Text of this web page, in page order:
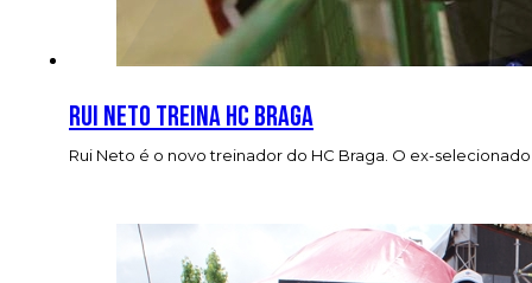
Rui Neto treina HC Braga
Rui Neto é o novo treinador do HC Braga. O ex-